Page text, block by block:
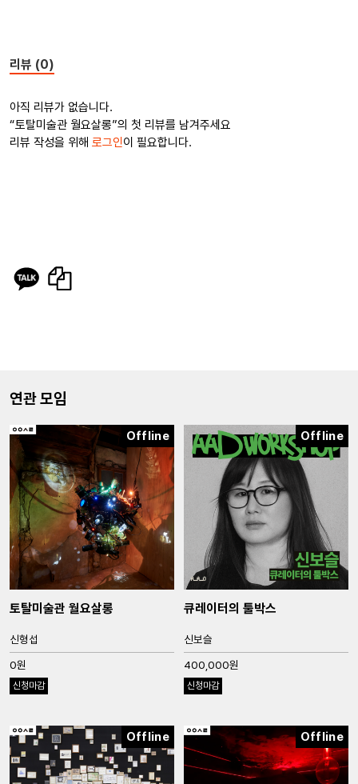
리뷰 (0)
아직 리뷰가 없습니다.
“토탈미술관 월요살롱”의 첫 리뷰를 남겨주세요
리뷰 작성을 위해 로그인이 필요합니다.
연관 모임
Offline
토탈미술관 월요살롱
신형섭
0원
신청마감
Offline
큐레이터의 툴박스
신보슬
400,000원
신청마감
Offline Offline